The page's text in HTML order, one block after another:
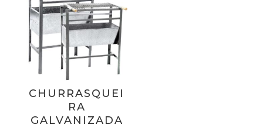
CHURRASQUEI
RA
GALVANIZADA